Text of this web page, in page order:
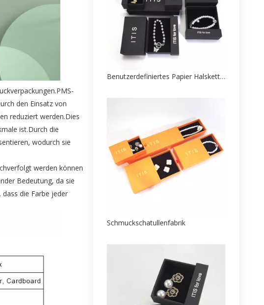
den Einsatz von
reduziert werden.Dies
ist.Durch die
wodurch sie
werden können
Bedeutung, da sie
die Farbe jeder
Benutzerdefiniertes Papier Halskette Box Hersteller
Schmuckschatullenfabrik